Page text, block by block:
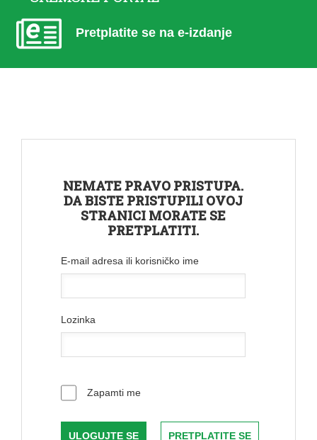
Pretplatite se na e-izdanje
NEMATE PRAVO PRISTUPA.
DA BISTE PRISTUPILI OVOJ
STRANICI MORATE SE
PRETPLATITI.
E-mail adresa ili korisničko ime
Lozinka
Zapamti me
PRETPLATITE SE